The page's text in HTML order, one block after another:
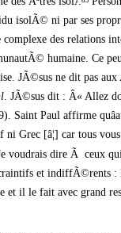
isolÃ© ni par ses
complexe des relations
humaine. Ce
JÃ©sus ne dit pas
. JÃ©sus dit : Â« Allez
Saint Paul affirme
ni Grec [â¦] car tous
voudrais dire Ã ceux qui
et indiffÃ©rents :
et il le fait avec grand